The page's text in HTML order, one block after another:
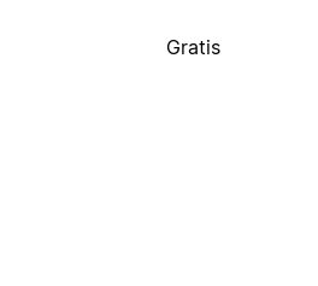
Gratis